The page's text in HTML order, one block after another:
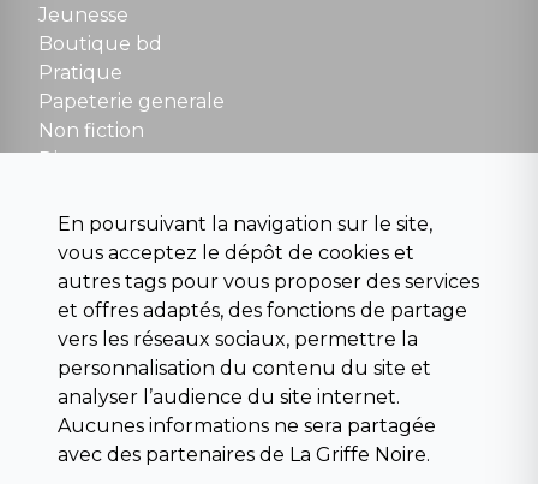
NOUS CONTACTER
contact@la-griffe-noire.com
Jeunesse
Boutique bd
Pratique
Papeterie generale
Non fiction
Divers
Beaux livres et art
Para scolaire
Histoire
Pochoteque
Pleiade
INFORMATIONS
Droit de rétractation
En poursuivant la navigation sur le site,
vous acceptez le dépôt de cookies et
autres tags pour vous proposer des services
et offres adaptés, des fonctions de partage
vers les réseaux sociaux, permettre la
personnalisation du contenu du site et
analyser l’audience du site internet.
Aucunes informations ne sera partagée
avec des partenaires de La Griffe Noire.